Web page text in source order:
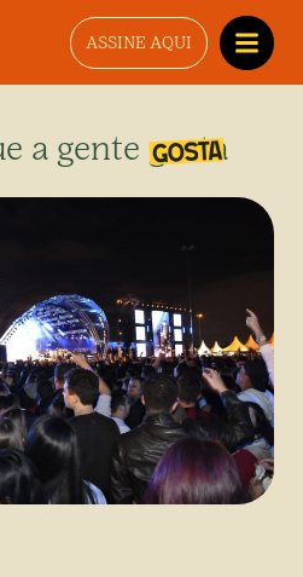
ASSINE AQUI
a gente gosta